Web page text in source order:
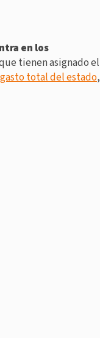
en los
tienen asignado el
total del estado,